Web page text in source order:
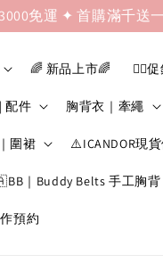
免運 ✦ 首購滿千送
🌈 新品上市🌈 ❤️‍🔥
配件 胸背衣｜牽繩
圍裙 ⚠️ICANDOR現
｜Buddy Belts 手工胸背
預約